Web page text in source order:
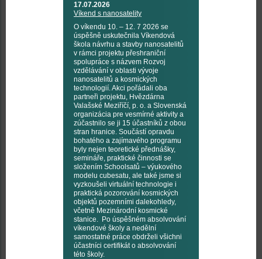
17.07.2026
Víkend s nanosatelity
O víkendu 10. – 12. 7 2026 se
úspěšně uskutečnila Víkendová
škola návrhu a stavby nanosatelitů
v rámci projektu přeshraniční
spolupráce s názvem Rozvoj
vzdělávání v oblasti vývoje
nanosatelitů a kosmických
technologií. Akci pořádali oba
partneři projektu, Hvězdárna
Valašské Meziříčí, p. o. a Slovenská
organizácia pre vesmírné aktivity a
zúčastnilo se ji 15 účastníků z obou
stran hranice. Součástí opravdu
bohatého a zajímavého programu
byly nejen teoretické přednášky,
semináře, praktické činnosti se
složením Schoolsatů – výukového
modelu cubesatu, ale také jsme si
vyzkoušeli virtuální technologie i
praktická pozorování kosmických
objektů pozemními dalekohledy,
včetně Mezinárodní kosmické
stanice. Po úspěšném absolvování
víkendové školy a nedělní
samostatné práce obdrželi všichni
účastníci certifikát o absolvování
této školy.